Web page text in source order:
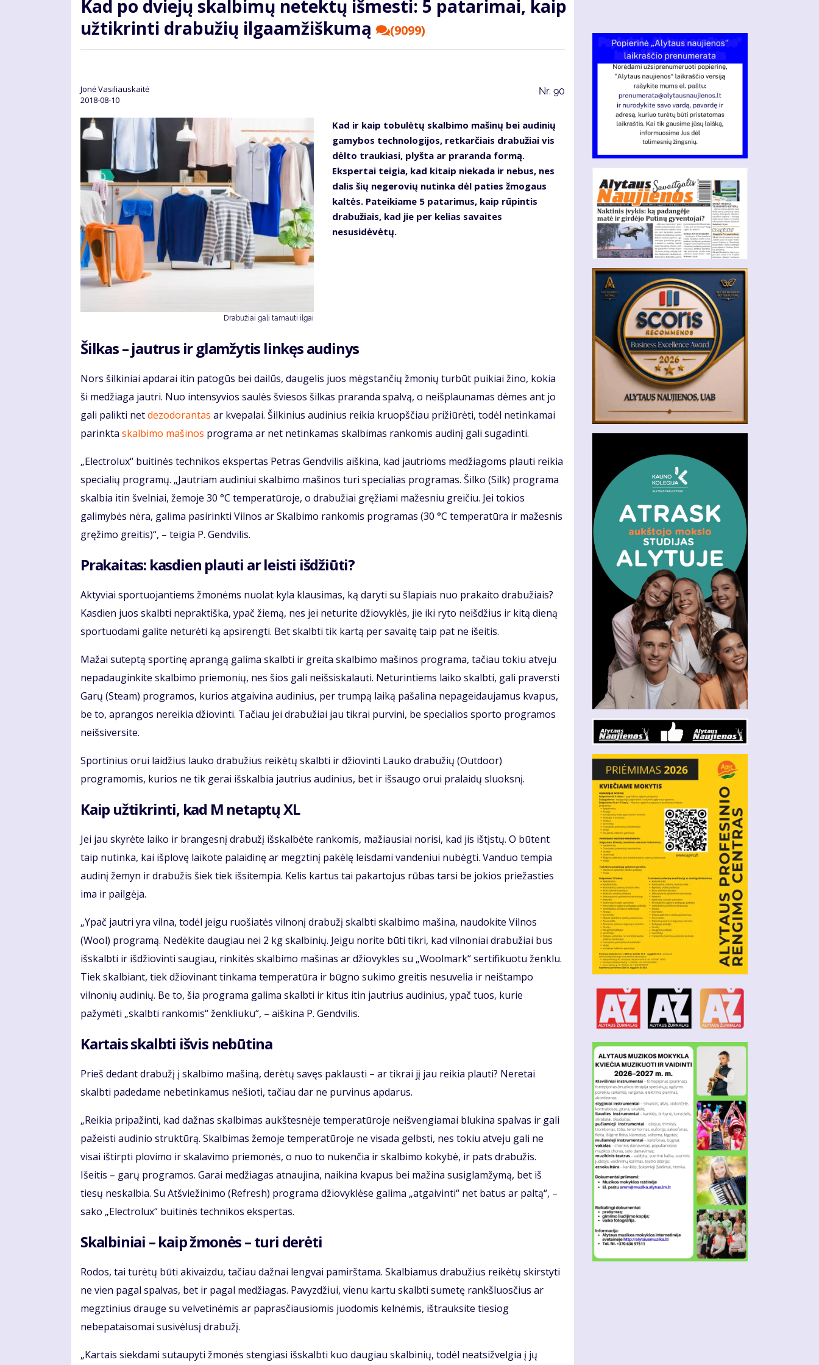
Kad po dviejų skalbimų netektų išmesti: 5 patarimai, kaip
užtikrinti drabužių ilgaamžiškumą
(9099)
Jonė Vasiliauskaitė
2018-08-10
Nr. 90
Drabužiai gali tarnauti ilgai
Kad ir kaip tobulėtų skalbimo mašinų bei audinių
gamybos technologijos, retkarčiais drabužiai vis
dėlto traukiasi, plyšta ar praranda formą.
Ekspertai teigia, kad kitaip niekada ir nebus, nes
dalis šių negerovių nutinka dėl paties žmogaus
kaltės. Pateikiame 5 patarimus, kaip rūpintis
drabužiais, kad jie per kelias savaites
nesusidėvėtų.
Šilkas – jautrus ir glamžytis linkęs audinys
Nors šilkiniai apdarai itin patogūs bei dailūs, daugelis juos mėgstančių žmonių turbūt puikiai žino, kokia
ši medžiaga jautri. Nuo intensyvios saulės šviesos šilkas praranda spalvą, o neišplaunamas dėmes ant jo
gali palikti netdezodorantas ar kvepalai. Šilkinius audinius reikia kruopščiau prižiūrėti, todėl netinkamai
parinkta skalbimo mašinos programa ar net netinkamas skalbimas rankomis audinį gali sugadinti.
„Electrolux“ buitinės technikos ekspertas Petras Gendvilis aiškina, kad jautrioms medžiagoms plauti reikia
specialių programų. „Jautriam audiniui skalbimo mašinos turi specialias programas. Šilko (Silk) programa
skalbia itin švelniai, žemoje 30 °C temperatūroje, o drabužiai gręžiami mažesniu greičiu. Jei tokios
galimybės nėra, galima pasirinkti Vilnos ar Skalbimo rankomis programas (30 °C temperatūra ir mažesnis
gręžimo greitis)“, – teigia P. Gendvilis.
Prakaitas: kasdien plauti ar leisti išdžiūti?
Aktyviai sportuojantiems žmonėms nuolat kyla klausimas, ką daryti su šlapiais nuo prakaito drabužiais?
Kasdien juos skalbti nepraktiška, ypač žiemą, nes jei neturite džiovyklės, jie iki ryto neišdžius ir kitą dieną
sportuodami galite neturėti ką apsirengti. Bet skalbti tik kartą per savaitę taip pat ne išeitis.
Mažai suteptą sportinę aprangą galima skalbti ir greita skalbimo mašinos programa, tačiau tokiu atveju
nepadauginkite skalbimo priemonių, nes šios gali neišsiskalauti. Neturintiems laiko skalbti, gali praversti
Garų (Steam) programos, kurios atgaivina audinius, per trumpą laiką pašalina nepageidaujamus kvapus,
be to, aprangos nereikia džiovinti. Tačiau jei drabužiai jau tikrai purvini, be specialios sporto programos
neišsiversite.
Sportinius orui laidžius lauko drabužius reikėtų skalbti ir džiovinti Lauko drabužių (Outdoor)
programomis, kurios ne tik gerai išskalbia jautrius audinius, bet ir išsaugo orui pralaidų sluoksnį.
Kaip užtikrinti, kad M netaptų XL
Jei jau skyrėte laiko ir brangesnį drabužį išskalbėte rankomis, mažiausiai norisi, kad jis ištįstų. O būtent
taip nutinka, kai išplovę laikote palaidinę ar megztinį pakėlę leisdami vandeniui nubėgti. Vanduo tempia
audinį žemyn ir drabužis šiek tiek išsitempia. Kelis kartus tai pakartojus rūbas tarsi be jokios priežasties
ima ir pailgėja.
„Ypač jautri yra vilna, todėl jeigu ruošiatės vilnonį drabužį skalbti skalbimo mašina, naudokite Vilnos
(Wool) programą. Nedėkite daugiau nei 2 kg skalbinių. Jeigu norite būti tikri, kad vilnoniai drabužiai bus
išskalbti ir išdžiovinti saugiau, rinkitės skalbimo mašinas ar džiovykles su „Woolmark“ sertifikuotu ženklu.
Tiek skalbiant, tiek džiovinant tinkama temperatūra ir būgno sukimo greitis nesuvelia ir neištampo
vilnonių audinių. Be to, šia programa galima skalbti ir kitus itin jautrius audinius, ypač tuos, kurie
pažymėti „skalbti rankomis“ ženkliuku“, – aiškina P. Gendvilis.
Kartais skalbti išvis nebūtina
Prieš dedant drabužį į skalbimo mašiną, derėtų savęs paklausti – ar tikrai jį jau reikia plauti? Neretai
skalbti padedame nebetinkamus nešioti, tačiau dar ne purvinus apdarus.
„Reikia pripažinti, kad dažnas skalbimas aukštesnėje temperatūroje neišvengiamai blukina spalvas ir gali
pažeisti audinio struktūrą. Skalbimas žemoje temperatūroje ne visada gelbsti, nes tokiu atveju gali ne
visai ištirpti plovimo ir skalavimo priemonės, o nuo to nukenčia ir skalbimo kokybė, ir pats drabužis.
Išeitis – garų programos. Garai medžiagas atnaujina, naikina kvapus bei mažina susiglamžymą, bet iš
tiesų neskalbia. Su Atšviežinimo (Refresh) programa džiovyklėse galima „atgaivinti“ net batus ar paltą“, –
sako „Electrolux“ buitinės technikos ekspertas.
Skalbiniai – kaip žmonės – turi derėti
Rodos, tai turėtų būti akivaizdu, tačiau dažnai lengvai pamirštama. Skalbiamus drabužius reikėtų skirstyti
ne vien pagal spalvas, bet ir pagal medžiagas. Pavyzdžiui, vienu kartu skalbti sumetę rankšluosčius ar
megztinius drauge su velvetinėmis ar paprasčiausiomis juodomis kelnėmis, ištrauksite tiesiog
nebepataisomai susivėlusį drabužį.
„Kartais siekdami sutaupyti žmonės stengiasi išskalbti kuo daugiau skalbinių, todėl neatsižvelgia į jų